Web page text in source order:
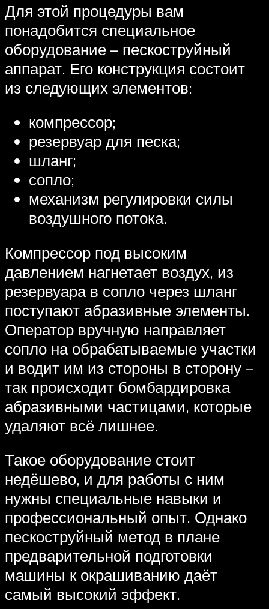
Для этой процедуры вам
понадобится специальное
оборудование – пескоструйный
аппарат. Его конструкция состоит
из следующих элементов:
компрессор;
резервуар для песка;
шланг;
сопло;
механизм регулировки силы
воздушного потока.
Компрессор под высоким
давлением нагнетает воздух, из
резервуара в сопло через шланг
поступают абразивные элементы.
Оператор вручную направляет
сопло на обрабатываемые участки
и водит им из стороны в сторону –
так происходит бомбардировка
абразивными частицами, которые
удаляют всё лишнее.
Такое оборудование стоит
недёшево, и для работы с ним
нужны специальные навыки и
профессиональный опыт. Однако
пескоструйный метод в плане
предварительной подготовки
машины к окрашиванию даёт
самый высокий эффект.